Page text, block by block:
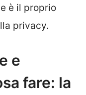
è il proprio
privacy.
e
fare: la